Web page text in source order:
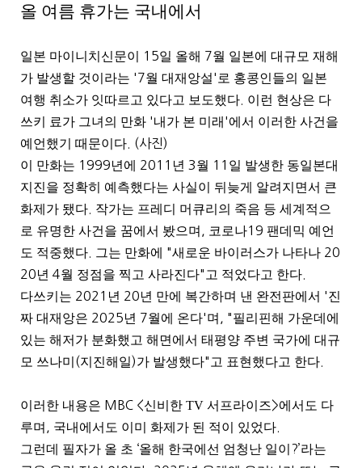
올 여름 휴가는 국내에서
일본 마이니치신문이 15일 올해 7월 일본에 대규모 재해
가 발생할 것이라는 '7월 대재앙설' 로 홍콩인들의 일본
여행 취소가 잇따르고 있다고 보도했다 이런 현상은 다
쓰키 료가 그녀의 만화 '내가 본 미래 '에서 이러한 사건을
예언했기 때문이다 . (사진)
이 만화는 1999년에 2011 년3월 11 일 발생한 동일본대
지진을 정확히 예측했다는 사실이 뒤늦게 알려지면서 큰
화제가 됐다 작가는 프레디 머큐리의 죽음 등 세계적으
로 유명한 사건을 꿈에서 봤으며
코로나19 팬데믹 예언
도 적중했다
그는 만화에 "새로운 바이러스가 나타나 20
20년4월 정점을 찍고 사라진다" 고 적었다고 한다
다쓰키는 2021 년 20년 만에 복간하며 낸 완전판에서 '진
짜 대재앙은 2025년 7월에 온다'며 , "필리핀해 가운데에
있는 해저가 분화했고 해면에서 태평양 주변 국가에 대규
모 쓰나미 (지진해일)가 발생했다" 고 표현했다고 한다
이러한 내용은 MBC <신비한 TV 서프라이즈>에서도 다
루며
국내에서도 이미 화제가 된 적이 있었다
그런데 필자가 올 초 ‘올해 한국에선 엄청난 일이 ?’라는